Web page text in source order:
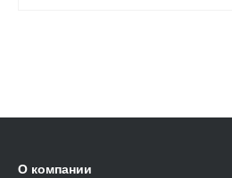
О компании